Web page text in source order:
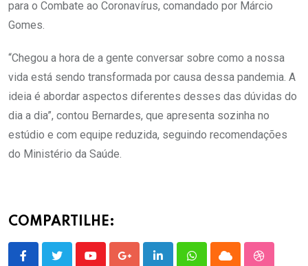
para o Combate ao Coronavírus, comandado por Márcio
Gomes.
“Chegou a hora de a gente conversar sobre como a nossa
vida está sendo transformada por causa dessa pandemia. A
ideia é abordar aspectos diferentes desses das dúvidas do
dia a dia”, contou Bernardes, que apresenta sozinha no
estúdio e com equipe reduzida, seguindo recomendações
do Ministério da Saúde.
COMPARTILHE: